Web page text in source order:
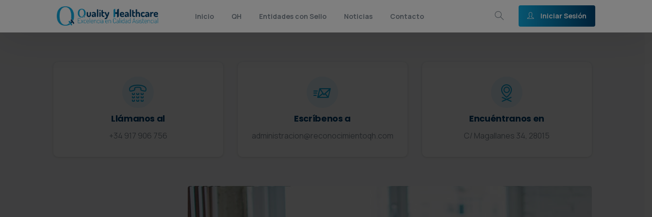
Inicio QH Entidades con Sello Noticias Contacto Iniciar Sesión
Llámanos al
+34 917 906 756
Escríbenos a
administracion@reconocimientoqh.com
Encuéntranos en
C/ Magallanes 34, 28015